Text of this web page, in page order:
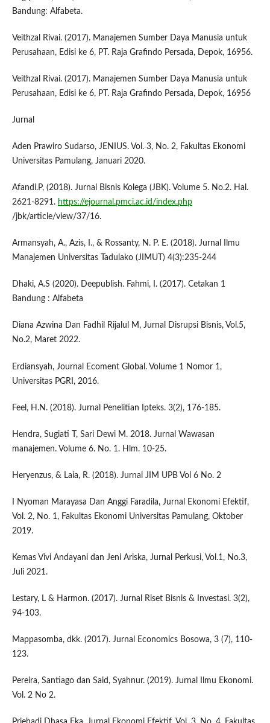
Bandung: Alfabeta.
Veithzal Rivai. (2017). Manajemen Sumber Daya Manusia untuk
Perusahaan, Edisi ke 6, PT. Raja Grafindo Persada, Depok, 16956.
Veithzal Rivai. (2017). Manajemen Sumber Daya Manusia untuk
Perusahaan, Edisi ke 6, PT. Raja Grafindo Persada, Depok, 16956
Jurnal
Aden Prawiro Sudarso, JENIUS. Vol. 3, No. 2, Fakultas Ekonomi
Universitas Pamulang, Januari 2020.
Afandi.P, (2018). Jurnal Bisnis Kolega (JBK). Volume 5. No.2. Hal.
2621-8291. https://ejournal.pmci.ac.id/index.php
/jbk/article/view/37/16.
Armansyah, A., Azis, I., & Rossanty, N. P. E. (2018). Jurnal Ilmu
Manajemen Universitas Tadulako (JIMUT) 4(3):235-244
Dhaki, A.S (2020). Deepublish. Fahmi, I. (2017). Cetakan 1
Bandung : Alfabeta
Diana Azwina Dan Fadhil Rijalul M, Jurnal Disrupsi Bisnis, Vol.5,
No.2, Maret 2022.
Erdiansyah, Journal Ecoment Global. Volume 1 Nomor 1,
Universitas PGRI, 2016.
Feel, H.N. (2018). Jurnal Penelitian Ipteks. 3(2), 176-185.
Hendra, Sugiati T, Sari Dewi M. 2018. Jurnal Wawasan
manajemen. Volume 6. No. 1. Hlm. 10-25.
Heryenzus, & Laia, R. (2018). Jurnal JIM UPB Vol 6 No. 2
I Nyoman Marayasa Dan Anggi Faradila, Jurnal Ekonomi Efektif,
Vol. 2, No. 1, Fakultas Ekonomi Universitas Pamulang, Oktober
2019.
Kemas Vivi Andayani dan Jeni Ariska, Jurnal Perkusi, Vol.1, No.3,
Juli 2021.
Lestary, L & Harmon. (2017). Jurnal Riset Bisnis & Investasi. 3(2),
94-103.
Mappasomba, dkk. (2017). Jurnal Economics Bosowa, 3 (7), 110-
123.
Pereira, Santiago dan Said, Syahnur. (2019). Jurnal Ilmu Ekonomi.
Vol. 2 No 2.